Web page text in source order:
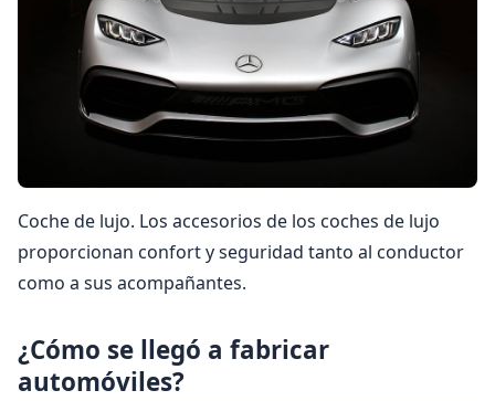
Coche de lujo. Los accesorios de los coches de lujo
proporcionan confort y seguridad tanto al conductor
como a sus acompañantes.
¿Cómo se llegó a fabricar
automóviles?